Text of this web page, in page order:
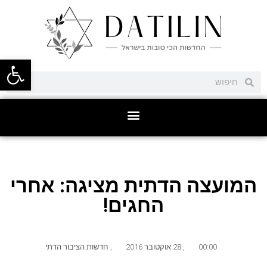
פתח
המועצה הדתית מציגה: אחרי
החגים!
00:00
,
, חדשות הציבור הדתי